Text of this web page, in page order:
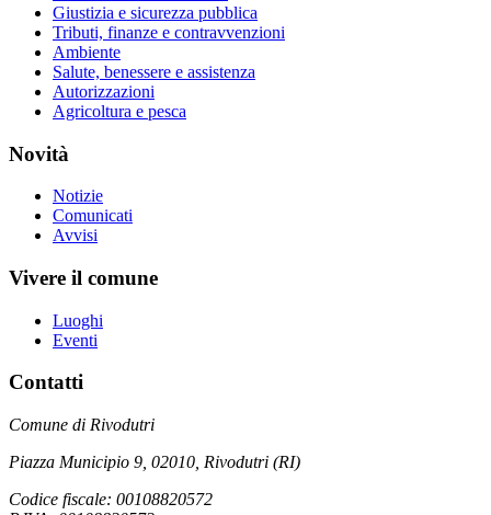
Giustizia e sicurezza pubblica
Tributi, finanze e contravvenzioni
Ambiente
Salute, benessere e assistenza
Autorizzazioni
Agricoltura e pesca
Novità
Notizie
Comunicati
Avvisi
Vivere il comune
Luoghi
Eventi
Contatti
Comune di Rivodutri
Piazza Municipio 9, 02010, Rivodutri (RI)
Codice fiscale: 00108820572